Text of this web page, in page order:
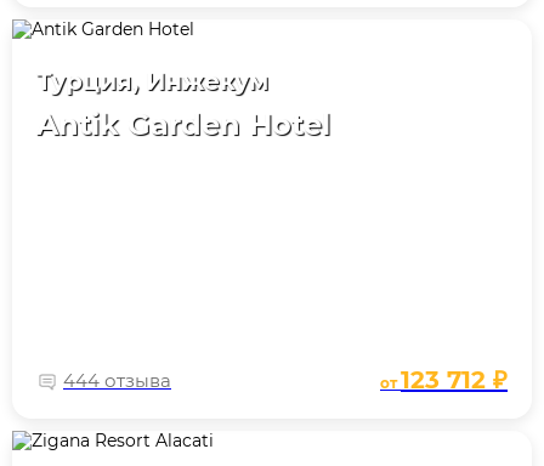
Турция, Инжекум
Antik Garden Hotel
444 отзыва от123 712 ₽